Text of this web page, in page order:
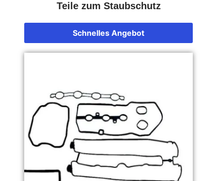
Teile zum Staubschutz
Schnelles Angebot